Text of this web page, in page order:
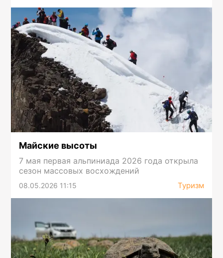
Майские высоты
7 мая первая альпиниада 2026 года открыла
сезон массовых восхождений
08.05.2026 11:15 Туризм